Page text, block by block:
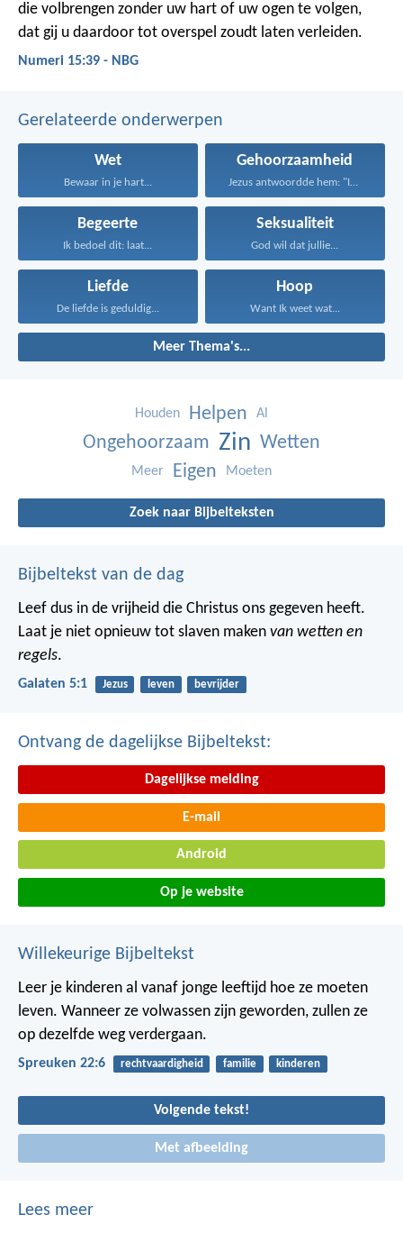
die volbrengen zonder uw hart of uw ogen te volgen,
dat gij u daardoor tot overspel zoudt laten verleiden.
Numeri 15:39 - NBG
Gerelateerde onderwerpen
Wet
Bewaar in je hart...
Gehoorzaamheid
Jezus antwoordde hem: "Iemand...
Begeerte
Ik bedoel dit: laat...
Seksualiteit
God wil dat jullie...
Liefde
De liefde is geduldig...
Hoop
Want Ik weet wat...
Meer Thema's...
Houden Helpen Al
Ongehoorzaam Zin Wetten
Meer Eigen Moeten
Zoek naar Bijbelteksten
Bijbeltekst van de dag
Leef dus in de vrijheid die Christus ons gegeven heeft.
Laat je niet opnieuw tot slaven maken van wetten en
regels.
Galaten 5:1 Jezus leven bevrijder
Ontvang de dagelijkse Bijbeltekst:
Dagelijkse melding
E-mail
Android
Op je website
Willekeurige Bijbeltekst
Leer je kinderen al vanaf jonge leeftijd hoe ze moeten
leven. Wanneer ze volwassen zijn geworden, zullen ze
op dezelfde weg verdergaan.
Spreuken 22:6 rechtvaardigheid familie kinderen
Volgende tekst!
Met afbeelding
Lees meer